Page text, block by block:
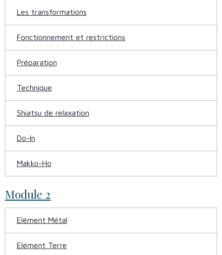
Les transformations
Fonctionnement et restrictions
Préparation
Technique
Shiatsu de relaxation
Do-In
Makko-Ho
Module 2
Elément Métal
Elément Terre